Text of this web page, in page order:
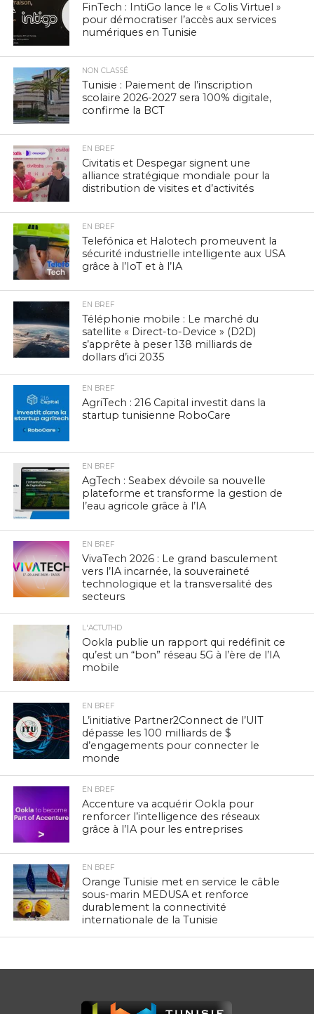
FinTech : IntiGo lance le « Colis Virtuel »
pour démocratiser l’accès aux services
numériques en Tunisie
NON CLASSÉ
Tunisie : Paiement de l’inscription
scolaire 2026-2027 sera 100% digitale,
confirme la BCT
EN BREF
Civitatis et Despegar signent une
alliance stratégique mondiale pour la
distribution de visites et d’activités
EN BREF
Telefónica et Halotech promeuvent la
sécurité industrielle intelligente aux USA
grâce à l’IoT et à l’IA
EN BREF
Téléphonie mobile : Le marché du
satellite « Direct-to-Device » (D2D)
s’apprête à peser 138 milliards de
dollars d’ici 2035
EN BREF
AgriTech : 216 Capital investit dans la
startup tunisienne RoboCare
EN BREF
AgTech : Seabex dévoile sa nouvelle
plateforme et transforme la gestion de
l’eau agricole grâce à l’IA
EN BREF
VivaTech 2026 : Le grand basculement
vers l’IA incarnée, la souveraineté
technologique et la transversalité des
secteurs
L'ACTUTHD
Ookla publie un rapport qui redéfinit ce
qu’est un “bon” réseau 5G à l’ère de l’IA
mobile
EN BREF
L’initiative Partner2Connect de l’UIT
dépasse les 100 milliards de $
d’engagements pour connecter le
monde
EN BREF
Accenture va acquérir Ookla pour
renforcer l’intelligence des réseaux
grâce à l’IA pour les entreprises
EN BREF
Orange Tunisie met en service le câble
sous-marin MEDUSA et renforce
durablement la connectivité
internationale de la Tunisie